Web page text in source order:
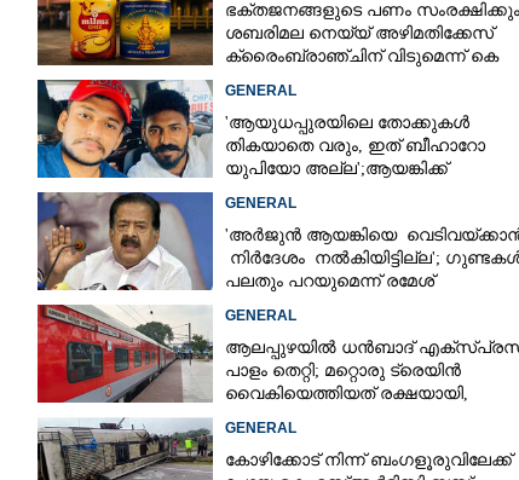
ഭക്തജനങ്ങളുടെ പണം
ശബരിമല നെയ്യ് അഴിമതിക്കേസ്
ക്രൈംബ്രാഞ്ചിന് വിടുമെന്ന് കെ
GENERAL
'ആയുധപ്പുരയിലെ തോക്കുകൾ
തികയാതെ വരും, ഇത് ബീഹാറോ
യുപിയോ അല്ല';ആയങ്കിക്ക്
GENERAL
'അർജുൻ ആയങ്കിയെ
നിർദേശം നൽകിയിട്ടില്ല';
പലതും പറയുമെന്ന് രമേശ്
GENERAL
ആലപ്പുഴയിൽ ധൻബാദ്
പാളം തെറ്റി; മറ്റൊരു ട്രെയിൻ
വൈകിയെത്തിയത് രക്ഷയായി,
GENERAL
കോഴിക്കോട് നിന്ന് ബംഗളൂരുവിലേക്ക്
Share this link
Copy Link